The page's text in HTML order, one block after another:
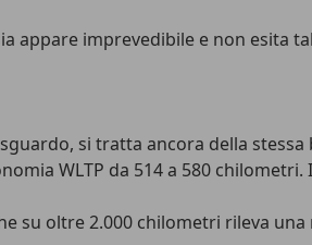
appare imprevedibile e non esita
si tratta ancora della stessa
WLTP da 514 a 580
oltre 2.000 chilometri rileva una